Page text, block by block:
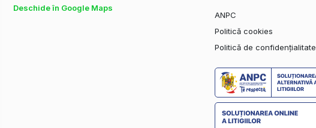
Deschide în Google Maps
ANPC
Politică cookies
Politică de confidențialitate